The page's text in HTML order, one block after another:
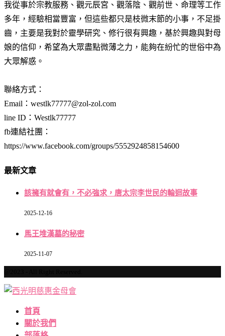
我從事於宗教服務、觀元辰宮、觀落陰、觀前世、命理等工作
多年，經驗相當豐富，但這些都只是枝微末節的小事，不足掛
齒，主要是我對於靈學研究、修行很有興趣，基於興趣與對母
娘的信仰，希望為大眾盡點微薄之力，能夠在紛忙的世俗中為
大眾解惑。
聯絡方式：
Email：westlk77777@zol-zol.com
line ID：Westlk77777
fb連結社團：
https://www.facebook.com/groups/5552924858154600
最新文章
該擁有就會有，不必強求，唐太宗李世民的輪迴故事
2025-12-16
馬王堆漢墓的秘密
2025-11-07
首頁
關於我們